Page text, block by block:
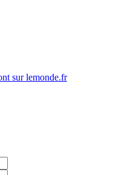
sur lemonde.fr